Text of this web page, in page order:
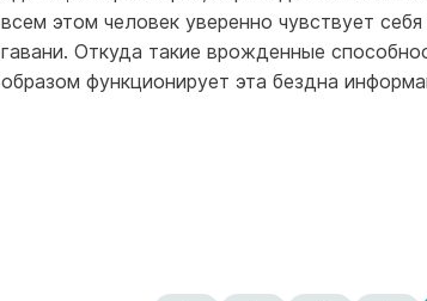
всем этом человек уверенно чувствует
гавани. Откуда такие врожденные
образом функционирует эта бездна